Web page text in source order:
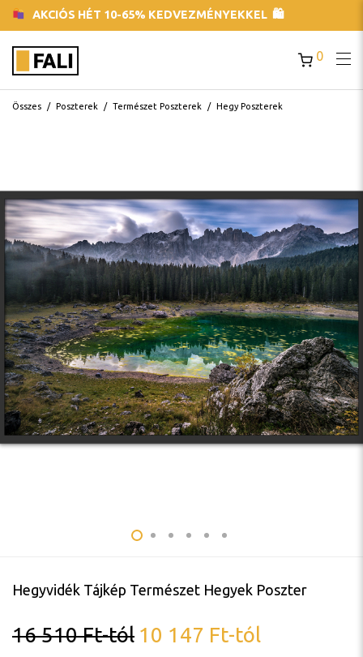
AKCIÓS HÉT 10-65% KEDVEZMÉNYEKKEL 🛍
0
Összes / Poszterek / Természet Poszterek / Hegy Poszterek
Hegyvidék Tájkép Természet Hegyek Poszter
16 510Ft-tól 10 147 Ft-tól